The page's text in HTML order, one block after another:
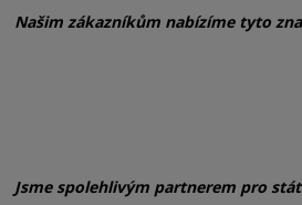
Našim zákazníkům nabízíme tyto
Jsme spolehlivým partnerem pro